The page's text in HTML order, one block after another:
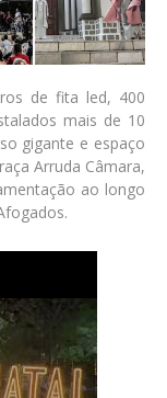
de fita led, 400
mais de 10
gigante e espaço
Arruda Câmara,
ao longo